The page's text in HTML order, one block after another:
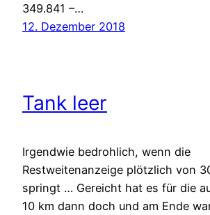
349.841 –…
12. Dezember 2018
Tank leer
Irgendwie bedrohlich, wenn die
Restweitenanzeige plötzlich von
springt … Gereicht hat es für die
10 km dann doch und am Ende